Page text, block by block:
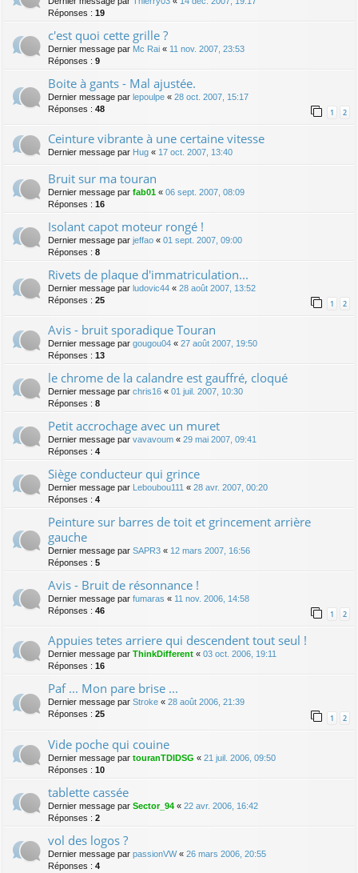
Réponses : 19
c'est quoi cette grille ?
Dernier message par Mc Rai « 11 nov. 2007, 23:53
Réponses : 9
Boite à gants - Mal ajustée.
Dernier message par lepoulpe « 28 oct. 2007, 15:17
Réponses : 48 1 2
Ceinture vibrante à une certaine vitesse
Dernier message par Hug « 17 oct. 2007, 13:40
Bruit sur ma touran
Dernier message par fab01 « 06 sept. 2007, 08:09
Réponses : 16
Isolant capot moteur rongé !
Dernier message par jeffao « 01 sept. 2007, 09:00
Réponses : 8
Rivets de plaque d'immatriculation...
Dernier message par ludovic44 « 28 août 2007, 13:52
Réponses : 25 1 2
Avis - bruit sporadique Touran
Dernier message par gougou04 « 27 août 2007, 19:50
Réponses : 13
le chrome de la calandre est gauffré, cloqué
Dernier message par chris16 « 01 juil. 2007, 10:30
Réponses : 8
Petit accrochage avec un muret
Dernier message par vavavoum « 29 mai 2007, 09:41
Réponses : 4
Siège conducteur qui grince
Dernier message par Leboubou111 « 28 avr. 2007, 00:20
Réponses : 4
Peinture sur barres de toit et grincement arrière
gauche
Dernier message par SAPR3 « 12 mars 2007, 16:56
Réponses : 5
Avis - Bruit de résonnance !
Dernier message par fumaras « 11 nov. 2006, 14:58
Réponses : 46 1 2
Appuies tetes arriere qui descendent tout seul !
Dernier message par ThinkDifferent « 03 oct. 2006, 19:11
Réponses : 16
Paf ... Mon pare brise ...
Dernier message par Stroke « 28 août 2006, 21:39
Réponses : 25 1 2
Vide poche qui couine
Dernier message par touranTDIDSG « 21 juil. 2006, 09:50
Réponses : 10
tablette cassée
Dernier message par Sector_94 « 22 avr. 2006, 16:42
Réponses : 2
vol des logos ?
Dernier message par passionVW« 26 mars 2006, 20:55
Réponses : 4